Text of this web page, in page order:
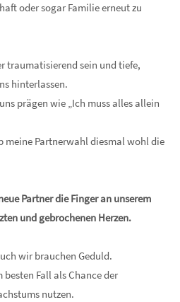
oder sogar Familie erneut zu
traumatisierend sein und tiefe,
hinterlassen.
prägen wie „Ich muss alles allein
meine Partnerwahl diesmal wohl die
Partner die Finger an unserem
und gebrochenen Herzen.
wir brauchen Geduld.
Fall als Chance der
nutzen.